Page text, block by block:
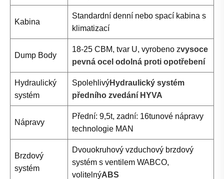
Kabina
Standardní denní nebo spací kabina s
klimatizací
Dump Body
18-25 CBM, tvar U, vyrobeno zvysoce
pevná ocel odolná proti opotřebení
Hydraulický
systém
SpolehlivýHydraulický systém
předního zvedání HYVA
Nápravy
Přední: 9,5t, zadní: 16tunové nápravy
technologie MAN
Brzdový
systém
Dvouokruhový vzduchový brzdový
systém s ventilem WABCO,
volitelnýABS